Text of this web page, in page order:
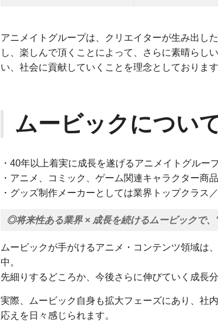
アニメイトグループは、クリエイターが生み出し
し、楽しんで頂くことによって、さらに素晴らし
い、社会に貢献していくことを理念としております
ムービックについ
・40年以上着実に成長を遂げるアニメイトグルー
・アニメ、コミック、ゲーム関連キャラクター商
・グッズ制作メーカーとしては業界トップクラス
◎将来性ある業界 × 成長を続けるムービックで、
ムービックが手がけるアニメ・コンテンツ領域は
中。
先細りするどころか、今後さらに伸びていく成長分
実際、ムービック自身も拡大フェーズにあり、社
応えを日々感じられます。